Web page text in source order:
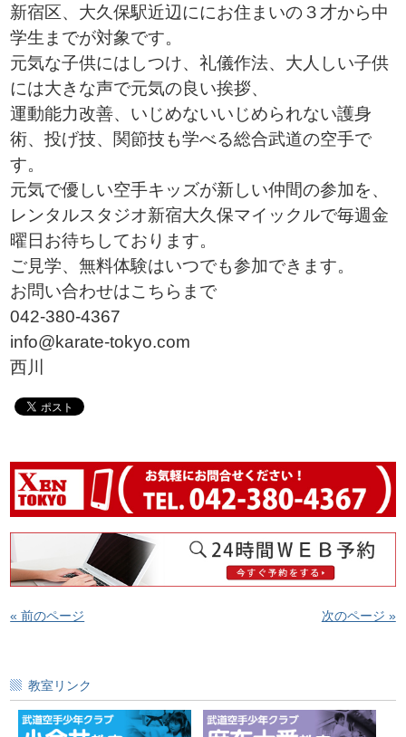
新宿区、大久保駅近辺ににお住まいの３才から中
学生までが対象です。
元気な子供にはしつけ、礼儀作法、大人しい子供
には大きな声で元気の良い挨拶、
運動能力改善、いじめないいじめられない護身
術、投げ技、関節技も学べる総合武道の空手で
す。
元気で優しい空手キッズが新しい仲間の参加を、
レンタルスタジオ新宿大久保マイックルで毎週金
曜日お待ちしております。
ご見学、無料体験はいつでも参加できます。
お問い合わせはこちらまで
042-380-4367
info@karate-tokyo.com
西川
« 前のページ 次のページ »
教室リンク